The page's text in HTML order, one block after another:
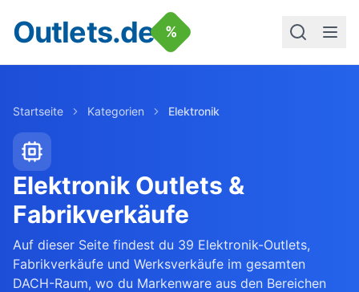
Outlets.de %
Startseite Kategorien Elektronik
Elektronik Outlets &
Fabrikverkäufe
Auf dieser Seite findest du 39 Elektronik-Outlets,
Fabrikverkäufe und Werksverkäufe im gesamten
DACH-Raum, wo du Markenware aus den Bereichen